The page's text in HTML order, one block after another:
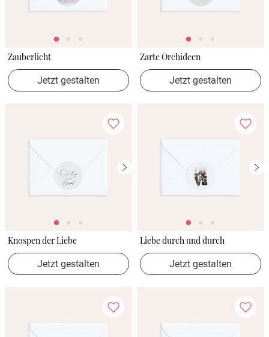
Zauberlicht
Jetzt gestalten
Zarte Orchideen
Jetzt gestalten
Knospen der Liebe
Jetzt gestalten
Liebe durch und durch
Jetzt gestalten